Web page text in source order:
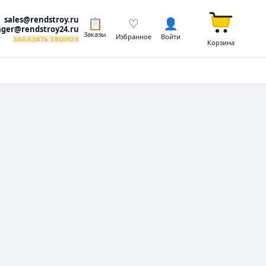
sales@rendstroy.ru
ЗАКАЗАТЬ ЗВОНОК
📋
Заказы
♡
Избранное
👤
Войти
Корзина